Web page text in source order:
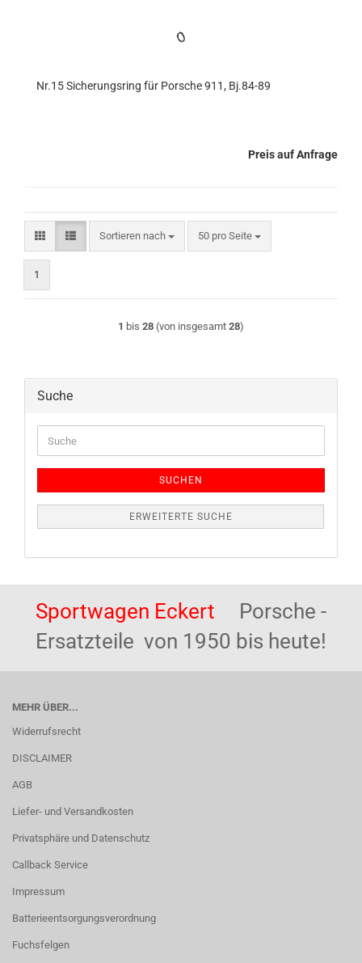
Nr.15 Sicherungsring für Porsche 911, Bj.84-89
Preis auf Anfrage
Sortieren nach
Sortieren nach 50 pro Seite
pro Seite
1
1 bis 28 (von insgesamt 28)
Suche
SUCHEN
ERWEITERTE SUCHE
Sportwagen Eckert Porsche -
Ersatzteile von 1950 bis heute!
MEHR ÜBER...
Widerrufsrecht
DISCLAIMER
AGB
Liefer- und Versandkosten
Privatsphäre und Datenschutz
Callback Service
Impressum
Batterieentsorgungsverordnung
Fuchsfelgen